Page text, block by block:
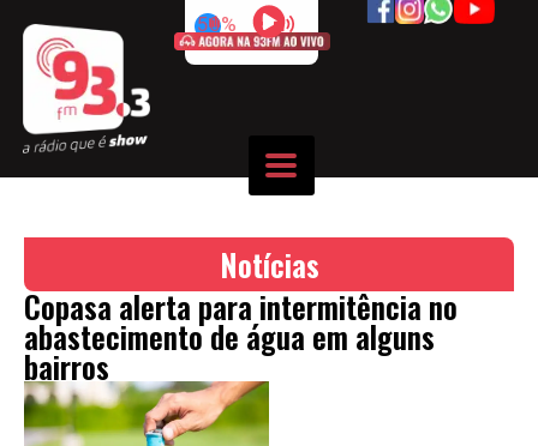
50%
Notícias
Copasa alerta para intermitência no
abastecimento de água em alguns
bairros